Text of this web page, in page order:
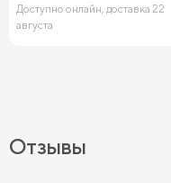
Доступно онлайн, доставка 22
августа
Отзывы